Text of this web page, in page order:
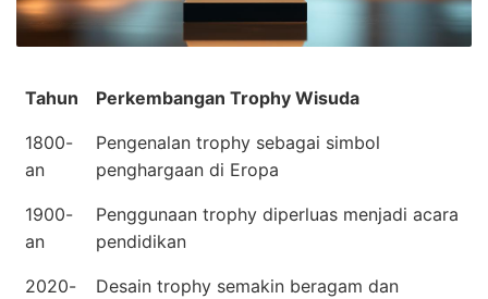
Tahun Perkembangan Trophy Wisuda
1800-
an
Pengenalan trophy sebagai simbol
penghargaan di Eropa
1900-
an
Penggunaan trophy diperluas menjadi acara
pendidikan
2020-
Desain trophy semakin beragam dan